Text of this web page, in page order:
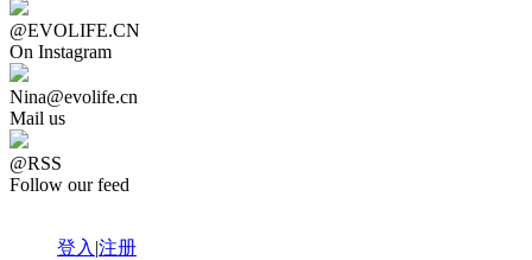
@EVOLIFE.CN
On Instagram
Nina@evolife.cn
Mail us
@RSS
Follow our feed
登入|注册